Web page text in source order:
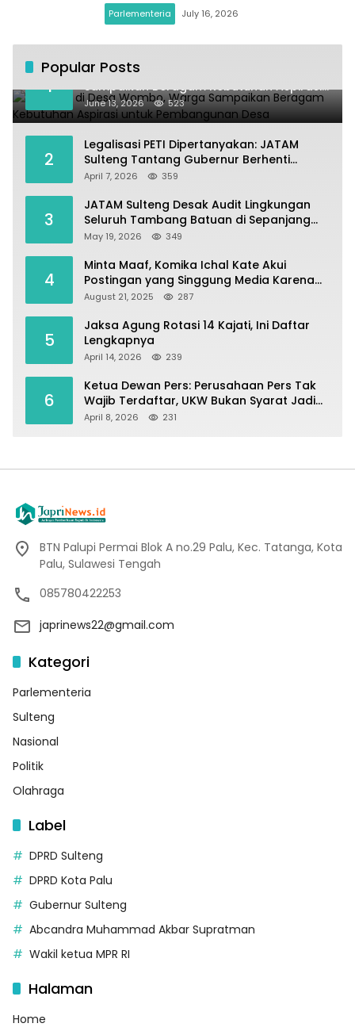
Parlementeria July 16, 2026
Popular Posts
1
Kundapil di Desa Wombo, Warga
Sampaikan Beragam Kebutuhan Aspirasi
untuk Pembangunan Desa
June 13, 2026 523
2
Legalisasi PETI Dipertanyakan: JATAM
Sulteng Tantang Gubernur Berhenti
Andalkan Tambang dan Selamatkan
April 7, 2026 359
3
JATAM Sulteng Desak Audit Lingkungan
Seluruh Tambang Batuan di Sepanjang
Pesisir Palu–Donggala
May 19, 2026 349
4
Minta Maaf, Komika Ichal Kate Akui
Postingan yang Singgung Media Karena
Emosi
August 21, 2025 287
5
Jaksa Agung Rotasi 14 Kajati, Ini Daftar
Lengkapnya
April 14, 2026 239
6
Ketua Dewan Pers: Perusahaan Pers Tak
Wajib Terdaftar, UKW Bukan Syarat Jadi
Wartawan
April 8, 2026 231
BTN Palupi Permai Blok A no.29 Palu, Kec. Tatanga, Kota
Palu, Sulawesi Tengah
085780422253
japrinews22@gmail.com
Kategori
Parlementeria
Sulteng
Nasional
Politik
Olahraga
Label
DPRD Sulteng
DPRD Kota Palu
Gubernur Sulteng
Abcandra Muhammad Akbar Supratman
Wakil ketua MPR RI
Halaman
Home